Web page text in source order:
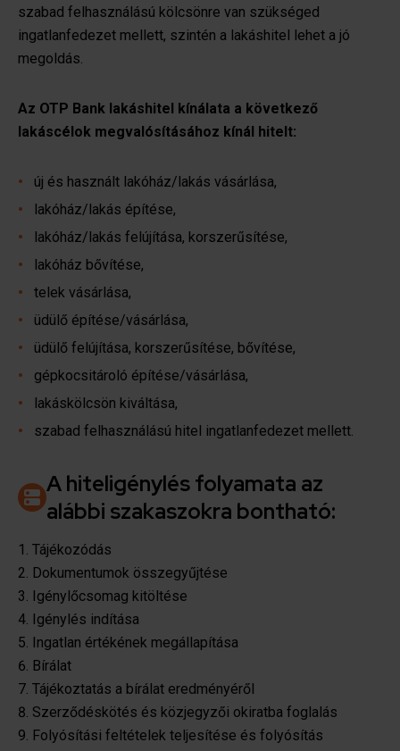
szabad felhasználású kölcsönre van szükséged
ingatlanfedezet mellett, szintén a lakáshitel lehet a jó
megoldás.
Az OTP Bank lakáshitel kínálata a következő
lakáscélok megvalósításához kínál hitelt:
új és használt lakóház/lakás vásárlása,
lakóház/lakás építése,
lakóház/lakás felújítása, korszerűsítése,
lakóház bővítése,
telek vásárlása,
üdülő építése/vásárlása,
üdülő felújítása, korszerűsítése, bővítése,
gépkocsitároló építése/vásárlása,
lakáskölcsön kiváltása,
szabad felhasználású hitel ingatlanfedezet mellett.
A hiteligénylés folyamata az
alábbi szakaszokra bontható:
Tájékozódás
Dokumentumok összegyűjtése
Igénylőcsomag kitöltése
Igénylés indítása
Ingatlan értékének megállapítása
Bírálat
Tájékoztatás a bírálat eredményéről
Szerződéskötés és közjegyzői okiratba foglalás
Folyósítási feltételek teljesítése és folyósítás